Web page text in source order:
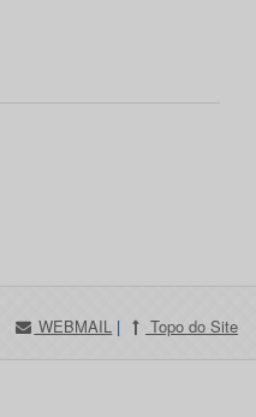
WEBMAIL | Topo do Site